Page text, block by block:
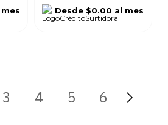
Desde $0.00 al mes
3 4 5 6